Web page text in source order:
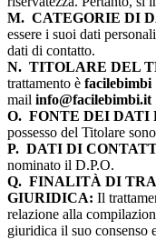
M. CATEGORIE DI
essere i suoi dati
dati di contatto.
N. TITOLARE DEL
trattamento è facilebimbi
mail info@facilebimbi.it
O. FONTE DEI DATI
possesso del Titolare
P. DATI DI
nominato il D.P.O.
Q. FINALITÀ DI
GIURIDICA: Il
relazione alla
giuridica il suo consenso